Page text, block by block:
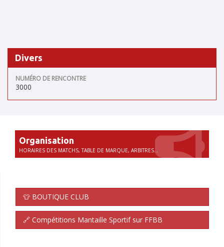
Divers
NUMÉRO DE RENCONTRE
3000
Organisation
HORAIRES DES MATCHS, TABLE DE MARQUE, ARBITRES...
👕 BOUTIQUE CLUB
🔗 Compétitions Mantaille Sportif sur FFBB